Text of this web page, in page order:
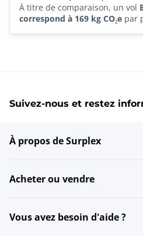
À titre de comparaison, un vol
correspond à 169 kg CO₂e par
Suivez-nous et restez
À propos de Surplex
Acheter ou vendre
Vous avez besoin d'aide ?